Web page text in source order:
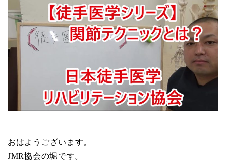
おはようございます。
JMR協会の堀です。